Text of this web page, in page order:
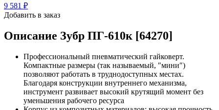
9 581 ₽
Добавить в заказ
Описание Зубр ПГ-610к [64270]
Профессиональный пневматический гайковерт.
Компактные размеры (так называемый, ″мини″)
позволяют работать в труднодоступных местах.
Благодаря конструкции внутреннего механизма,
инструмент развивает высокий крутящий момент без
уменьшения рабочего ресурса